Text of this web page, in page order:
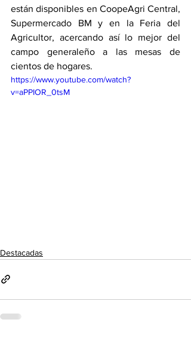
están disponibles en CoopeAgri Central,
Supermercado BM y en la Feria del
Agricultor, acercando así lo mejor del
campo generaleño a las mesas de
cientos de hogares.
https://www.youtube.com/watch?
v=aPPIOR_0tsM
Destacadas